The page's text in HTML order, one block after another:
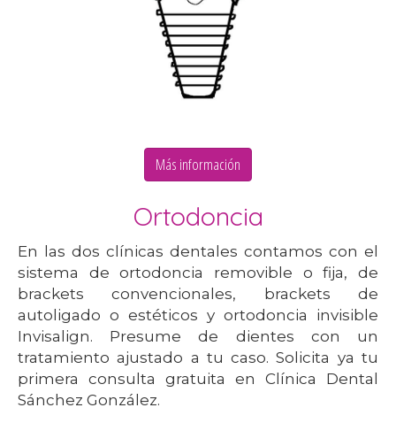
Más información
Ortodoncia
En las dos clínicas dentales contamos con el
sistema de ortodoncia removible o fija, de
brackets convencionales, brackets de
autoligado o estéticos y ortodoncia invisible
Invisalign. Presume de dientes con un
tratamiento ajustado a tu caso. Solicita ya tu
primera consulta gratuita en Clínica Dental
Sánchez González.